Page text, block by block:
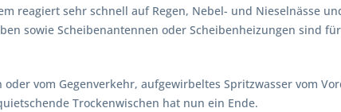
reagiert sehr schnell auf Regen, Nebel- und Nieselnässe
sowie Scheibenantennen oder Scheibenheizungen sind für
vom Gegenverkehr, aufgewirbeltes Spritzwasser vom
Trockenwischen hat nun ein Ende.